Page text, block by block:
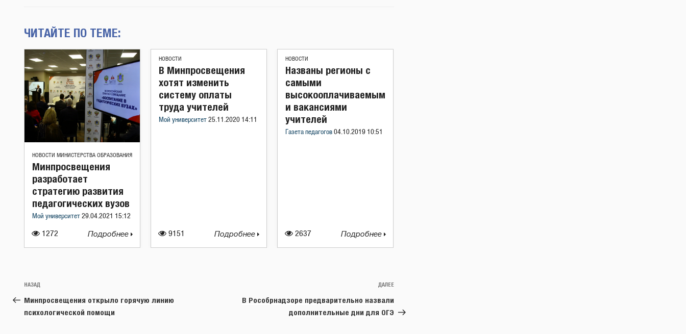
ЧИТАЙТЕ ПО ТЕМЕ:
НОВОСТИ МИНИСТЕРСТВА ОБРАЗОВАНИЯ
1272
Минпросвещения
разработает
стратегию развития
педагогических вузов
Мой университет 29.04.2021 15:12
Подробнее
НОВОСТИ
9151
В Минпросвещения
хотят изменить
систему оплаты
труда учителей
Мой университет 25.11.2020 14:11
Подробнее
НОВОСТИ
2637
Названы регионы с
самыми
высокооплачиваемым
и вакансиями
учителей
Газета педагогов 04.10.2019 10:51
Подробнее
Навигация
по
записям
Предыдущая
запись:
НАЗАД
Минпросвещения открыло горячую линию
психологической помощи
Следующая
ДАЛЕЕ
В Рособрнадзоре предварительно назвали
дополнительные дни для ОГЭ